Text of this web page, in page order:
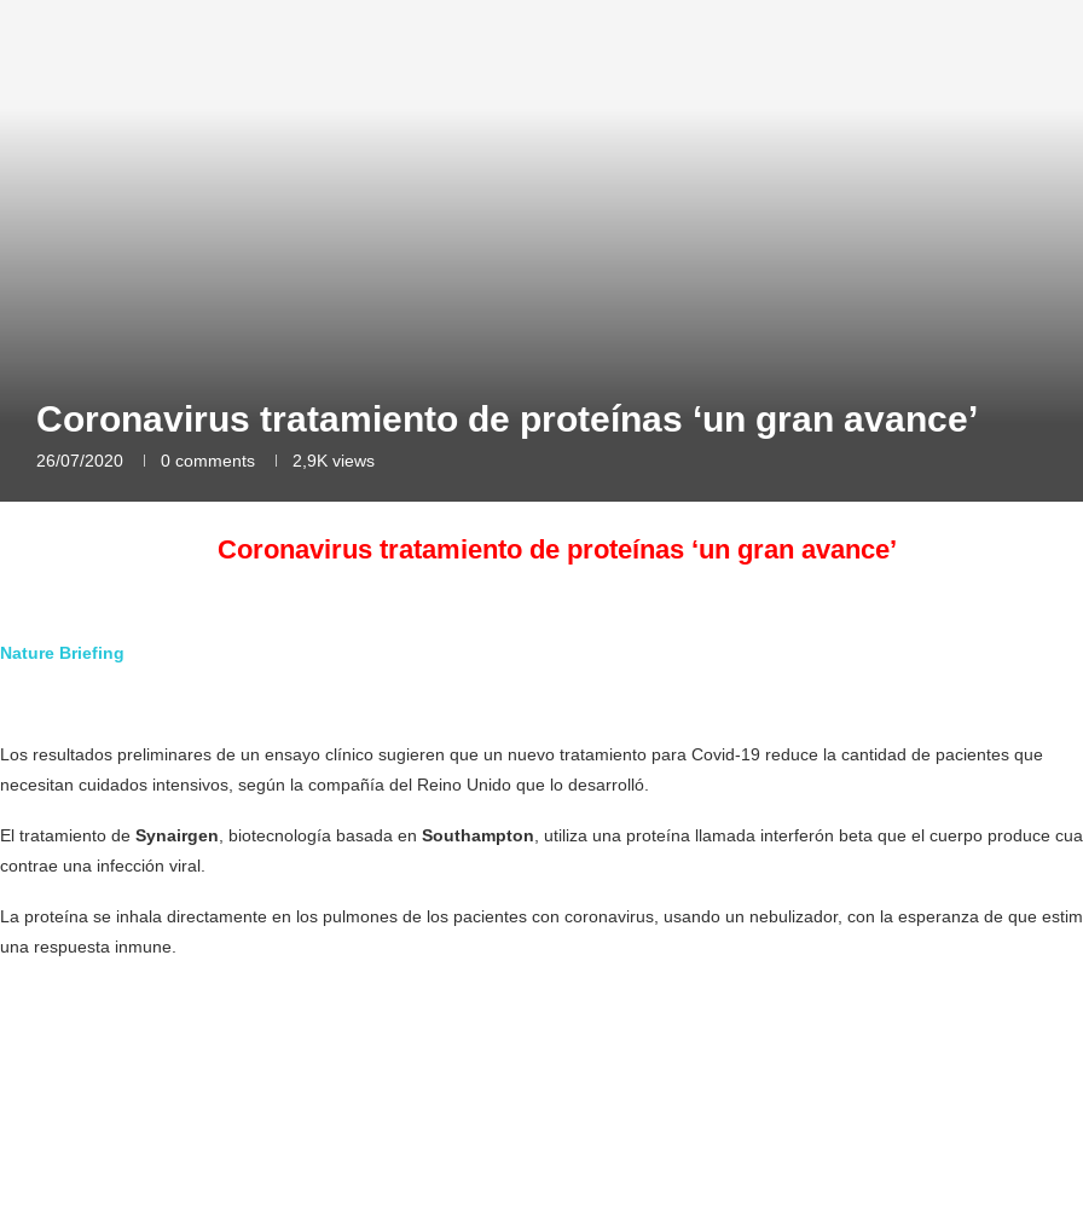
Coronavirus tratamiento de proteínas ‘un gran avance’
26/07/2020 0 comments 2,9K views
Coronavirus tratamiento de proteínas ‘un gran avance’
Nature Briefing
Los resultados preliminares de un ensayo clínico sugieren que un nuevo tratamiento para Covid-19 reduce la cantidad de pacientes que
necesitan cuidados intensivos, según la compañía del Reino Unido que lo desarrolló.
El tratamiento de Synairgen , biotecnología basada en Southampton , utiliza una proteína llamada interferón beta que el cuerpo produce
contrae una infección viral.
La proteína se inhala directamente en los pulmones de los pacientes con coronavirus, usando un nebulizador, con la esperanza de que
una respuesta inmune.